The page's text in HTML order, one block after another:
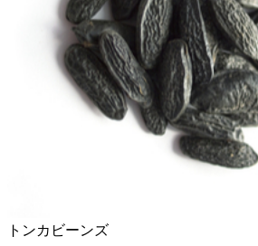
トンカビーンズ